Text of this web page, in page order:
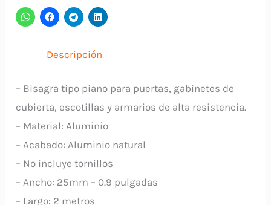
Descripción
– Bisagra tipo piano para puertas, gabinetes de
cubierta, escotillas y armarios de alta resistencia.
– Material: Aluminio
– Acabado: Aluminio natural
– No incluye tornillos
– Ancho: 25mm – 0.9 pulgadas
– Largo: 2 metros